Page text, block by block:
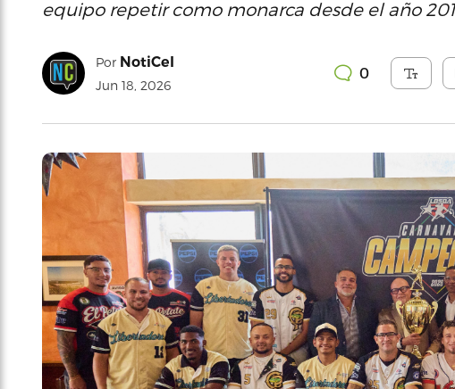
equipo repetir como monarca desde el año
Por NotiCel
Jun 18, 2026
0